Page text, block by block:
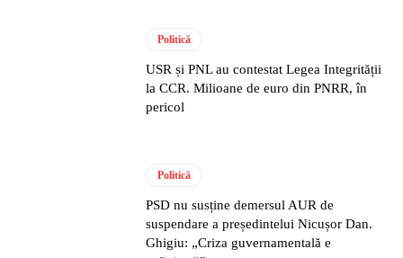
Politică
USR și PNL au contestat Legea Integrității
la CCR. Milioane de euro din PNRR, în
pericol
Politică
PSD nu susține demersul AUR de
suspendare a președintelui Nicușor Dan.
Ghigiu: „Criza guvernamentală e